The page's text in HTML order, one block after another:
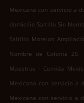
Mexicana con servicio a
domicilio Saltillo Sin
Saltillo Morelos
Nombre de Colonia 25
Maestros . Comida
Mexicana con servicio a
Mexicana con servicio a